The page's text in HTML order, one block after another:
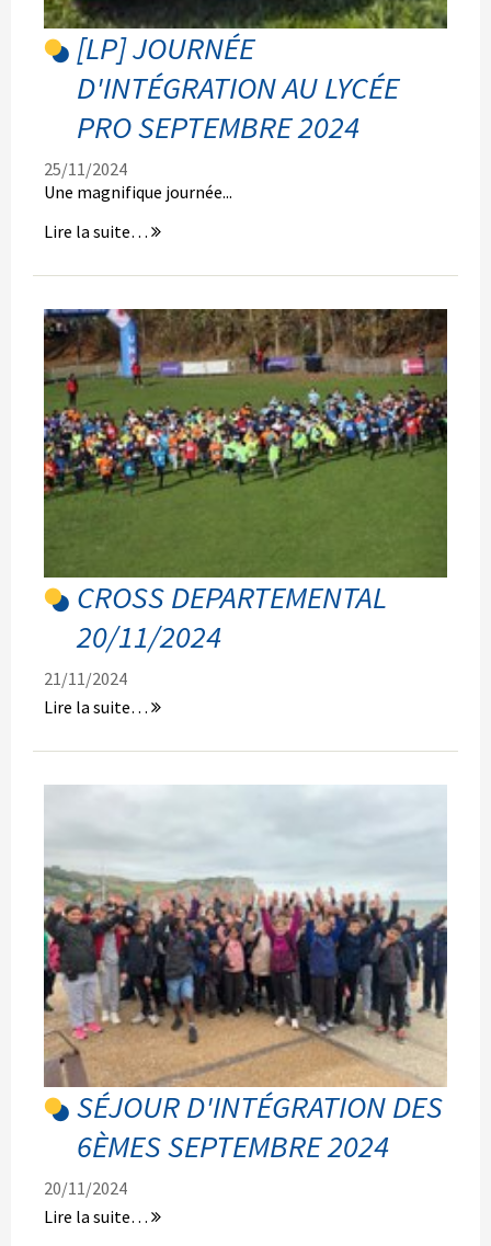
[LP] JOURNÉE
D'INTÉGRATION AU LYCÉE
PRO SEPTEMBRE 2024
25/11/2024
Une magnifique journée...
[LP]
d'intégration
Lycée
Pro
septembre
2024
Lire la suite…
CROSS DEPARTEMENTAL
20/11/2024
21/11/2024
CROSS
20/11/2024
Lire la suite…
SÉJOUR D'INTÉGRATION DES
6ÈMES SEPTEMBRE 2024
20/11/2024
Séjour
Lire la suite…